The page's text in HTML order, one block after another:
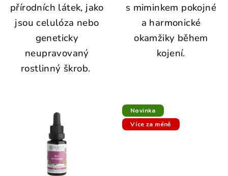
přírodních látek, jako
jsou celulóza nebo
geneticky
neupravovaný
rostlinný škrob.
s miminkem pokojné
a harmonické
okamžiky během
kojení.
Novinka
Více za méně